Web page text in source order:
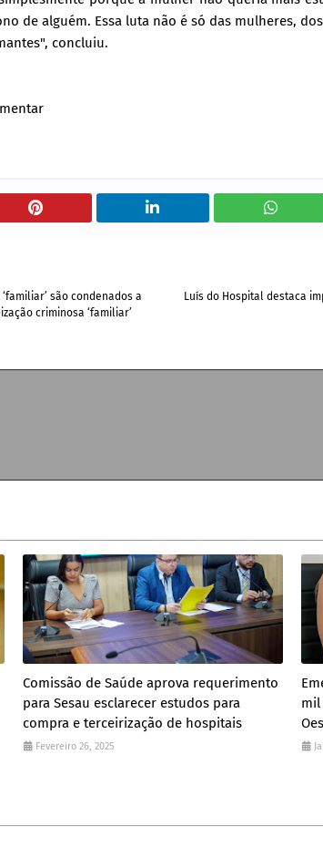
de alguém. Essa luta não é só das mulheres,
concluiu.
Luís do Hospital destaca
são condenados a
criminosa ‘familiar’
Comissão de Saúde aprova requerimento
para Sesau esclarecer estudos para
compra e terceirização de hospitais
Fevereiro 26, 2025
mil